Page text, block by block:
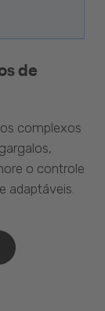
de
complexos
o controle
adaptáveis.